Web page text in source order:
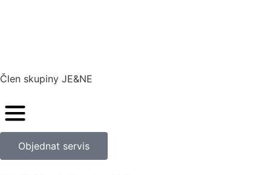
Člen skupiny JE&NE
Objednat servis